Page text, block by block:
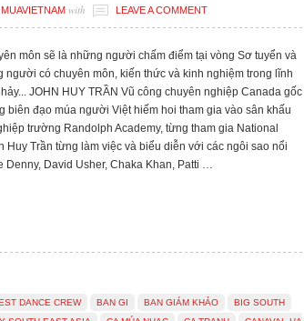
MUAVIETNAM with LEAVE A COMMENT
môn sẽ là những người chấm điểm tại vòng Sơ tuyển và
người có chuyên môn, kiến thức và kinh nghiệm trong lĩnh
JOHN HUY TRẦN Vũ công chuyên nghiệp Canada gốc
biên đạo múa người Việt hiếm hoi tham gia vào sân khấu
trường Randolph Academy, từng tham gia National
Huy Trần từng làm việc và biểu diễn với các ngôi sao nổi
Denny, David Usher, Chaka Khan, Patti …
DANCE CREW BAN GI BAN GIÁM KHẢO
BIG SOUTH